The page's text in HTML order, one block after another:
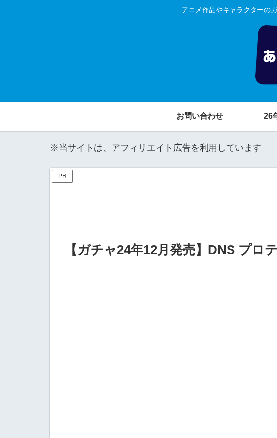
アニメ作品やキャラクターの
お問い合わせ 26
※当サイトは、アフィリエイト広告を利用しています
PR
【ガチャ24年12月発売】DNS プロ